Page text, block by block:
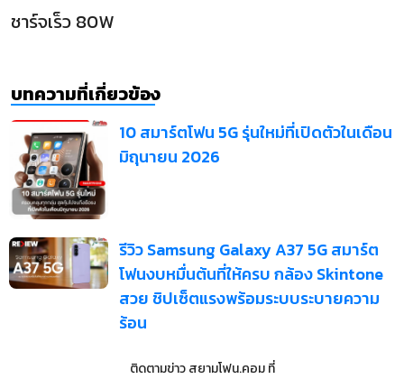
ชาร์จเร็ว 80W
บทความที่เกี่ยวข้อง
10 สมาร์ตโฟน 5G รุ่นใหม่ที่เปิดตัวในเดือน
มิถุนายน 2026
รีวิว Samsung Galaxy A37 5G สมาร์ต
โฟนงบหมื่นต้นที่ให้ครบ กล้อง Skintone
สวย ชิปเซ็ตแรงพร้อมระบบระบายความ
ร้อน
ติดตามข่าวสยามโฟน.คอมที่